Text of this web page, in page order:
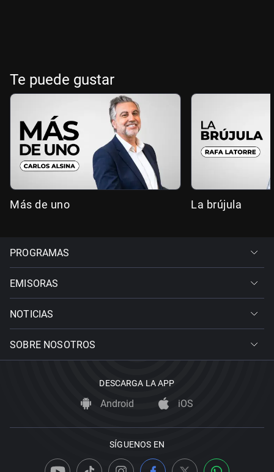
Te puede gustar
Más de uno La brújula
PROGRAMAS
EMISORAS
NOTICIAS
SOBRE NOSOTROS
DESCARGA LA APP
Android iOS
SÍGUENOS EN